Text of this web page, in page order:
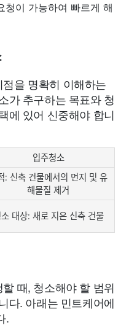
청이 가능하여 빠르게 해
을 명확히 이해하는
가 추구하는 목표와 청
에 있어 신중해야 합니
입주청소
: 신축 건물에서의 먼지 및 유
해물질 제거
대상: 새로 지은 신축 건물
때, 청소해야 할 범위
다. 아래는 민트케어에
.